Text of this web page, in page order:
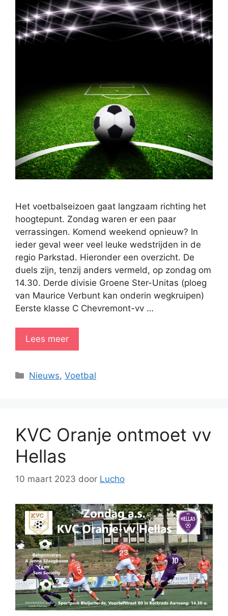
Het voetbalseizoen gaat langzaam richting het
hoogtepunt. Zondag waren er een paar
verrassingen. Komend weekend opnieuw? In
ieder geval weer veel leuke wedstrijden in de
regio Parkstad. Hieronder een overzicht. De
duels zijn, tenzij anders vermeld, op zondag om
14.30. Derde divisie Groene Ster-Unitas (ploeg
van Maurice Verbunt kan onderin wegkruipen)
Eerste klasse C Chevremont-vv …
Lees meer
Categorieën
Nieuws,Voetbal
KVC Oranje ontmoet vv
Hellas
10 maart 2023 door Lucho